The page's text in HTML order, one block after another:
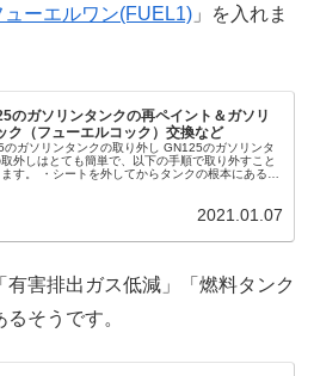
ューエルワン(FUEL1) 」を入れま
のガソリンタンクの再ペイント＆ガソリ
ク（フューエルコック）交換など
のガソリンタンクの取り外し GN125のガソリンタ
外しはとても簡単で、以下の手順で取り外すこと
す。 ・シートを外してからタンクの根本にある2
2021.01.07
有害排出ガス低減」「燃料タンク
そうです。